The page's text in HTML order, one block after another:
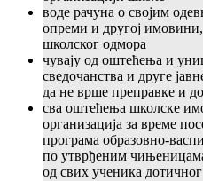
воде рачуна о својим
опреми и другој имовини,
школског одмора
чувају од оштећења и
сведочанства и друге
да не врше преправке и
сва оштећења школске
организација за време
програма образовно-
по утврђеним
од свих ученика